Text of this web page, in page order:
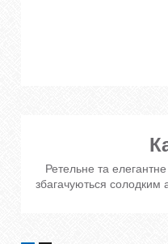
Ретельне та
збагачуються солодким